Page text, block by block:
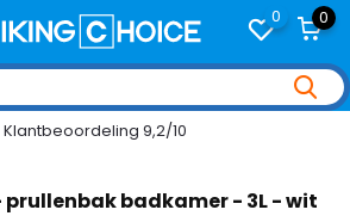
0 0
+2,000 reviews
badkamer - 3L - wit